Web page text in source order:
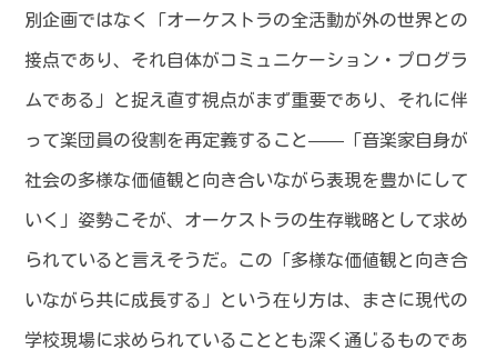
別企画ではなく「オーケストラの全活動が外の世界との
接点であり、それ自体がコミュニケーション・プログラ
ムである」と捉え直す視点がまず重要であり、それに伴
って楽団員の役割を再定義すること——「音楽家自身が
社会の多様な価値観と向き合いながら表現を豊かにして
いく」姿勢こそが、オーケストラの生存戦略として求め
られていると言えそうだ。この「多様な価値観と向き合
いながら共に成長する」という在り方は、まさに現代の
学校現場に求められていることとも深く通じるものであ